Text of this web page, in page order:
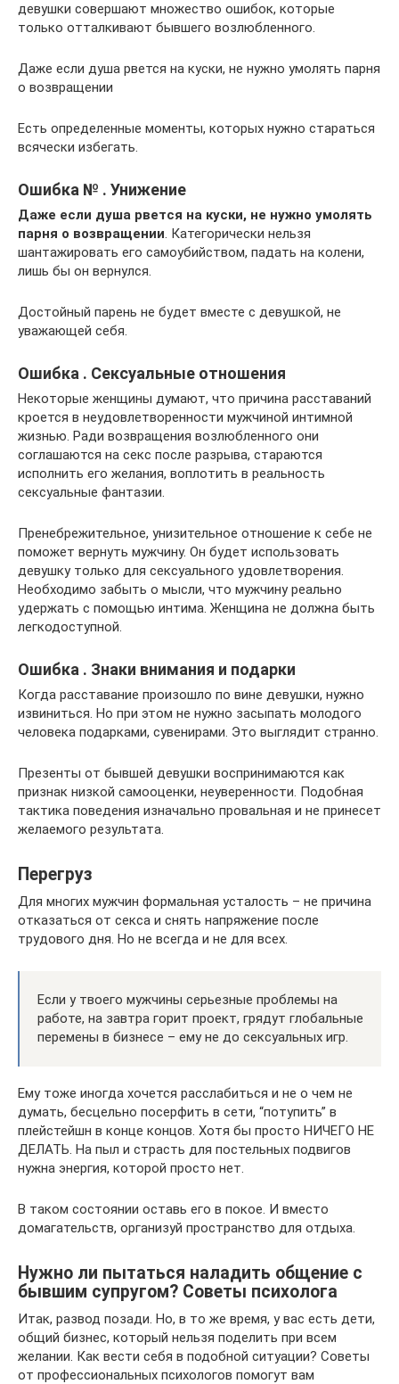
девушки совершают множество ошибок, которые
только отталкивают бывшего возлюбленного.
Даже если душа рвется на куски, не нужно умолять парня
о возвращении
Есть определенные моменты, которых нужно стараться
всячески избегать.
Ошибка № . Унижение
Даже если душа рвется на куски, не нужно умолять
парня о возвращении. Категорически нельзя
шантажировать его самоубийством, падать на колени,
лишь бы он вернулся.
Достойный парень не будет вместе с девушкой, не
уважающей себя.
Ошибка . Сексуальные отношения
Некоторые женщины думают, что причина расставаний
кроется в неудовлетворенности мужчиной интимной
жизнью. Ради возвращения возлюбленного они
соглашаются на секс после разрыва, стараются
исполнить его желания, воплотить в реальность
сексуальные фантазии.
Пренебрежительное, унизительное отношение к себе не
поможет вернуть мужчину. Он будет использовать
девушку только для сексуального удовлетворения.
Необходимо забыть о мысли, что мужчину реально
удержать с помощью интима. Женщина не должна быть
легкодоступной.
Ошибка . Знаки внимания и подарки
Когда расставание произошло по вине девушки, нужно
извиниться. Но при этом не нужно засыпать молодого
человека подарками, сувенирами. Это выглядит странно.
Презенты от бывшей девушки воспринимаются как
признак низкой самооценки, неуверенности. Подобная
тактика поведения изначально провальная и не принесет
желаемого результата.
Перегруз
Для многих мужчин формальная усталость – не причина
отказаться от секса и снять напряжение после
трудового дня. Но не всегда и не для всех.
Если у твоего мужчины серьезные проблемы на
работе, на завтра горит проект, грядут глобальные
перемены в бизнесе – ему не до сексуальных игр.
Ему тоже иногда хочется расслабиться и не о чем не
думать, бесцельно посерфить в сети, “потупить” в
плейстейшн в конце концов. Хотя бы просто НИЧЕГО НЕ
ДЕЛАТЬ. На пыл и страсть для постельных подвигов
нужна энергия, которой просто нет.
В таком состоянии оставь его в покое. И вместо
домагательств, организуй пространство для отдыха.
Нужно ли пытаться наладить общение с
бывшим супругом? Советы психолога
Итак, развод позади. Но, в то же время, у вас есть дети,
общий бизнес, который нельзя поделить при всем
желании. Как вести себя в подобной ситуации? Советы
от профессиональных психологов помогут вам